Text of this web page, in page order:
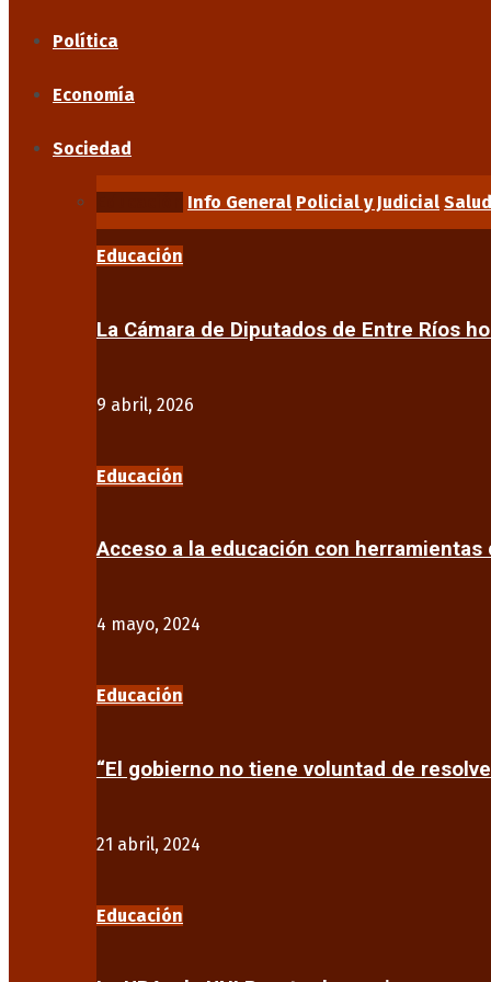
Política
Economía
Sociedad
Info General Policial y Judicial Salud
Educación
La Cámara de Diputados de Entre Ríos
9 abril, 2026
Educación
Acceso a la educación con
4 mayo, 2024
Educación
“El gobierno no tiene voluntad de
21 abril, 2024
Educación